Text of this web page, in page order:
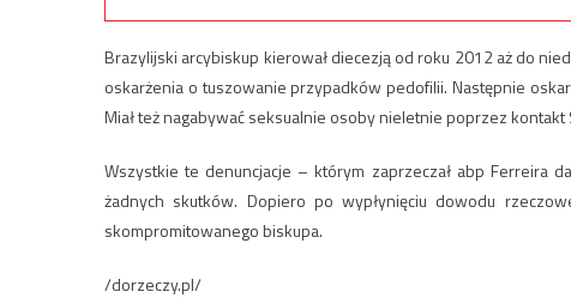
Brazylijski arcybiskup kierował diecezją od roku 2012 aż do
oskarżenia o tuszowanie przypadków pedofilii. Następnie
Miał też nagabywać seksualnie osoby nieletnie poprzez kontakt
Wszystkie te denuncjacje – którym zaprzeczał abp Ferreira
żadnych skutków. Dopiero po wypłynięciu dowodu
skompromitowanego biskupa.
/dorzeczy.pl/